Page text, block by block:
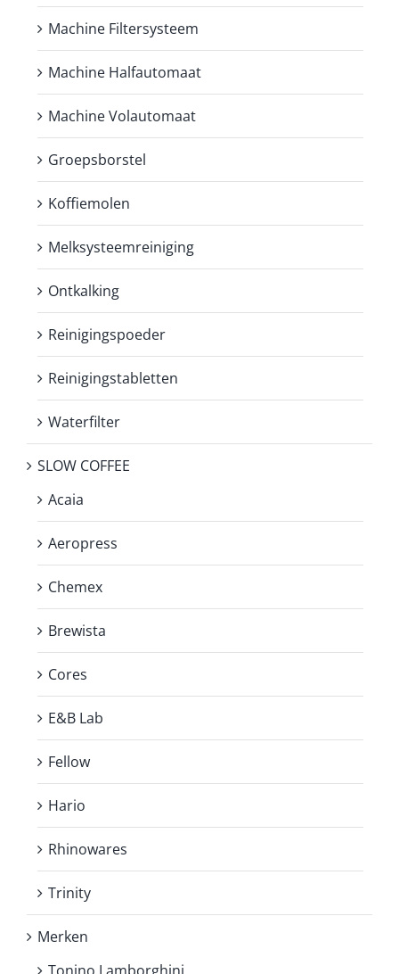
Machine Filtersysteem
Machine Halfautomaat
Machine Volautomaat
Groepsborstel
Koffiemolen
Melksysteemreiniging
Ontkalking
Reinigingspoeder
Reinigingstabletten
Waterfilter
SLOW COFFEE
Acaia
Aeropress
Chemex
Brewista
Cores
E&B Lab
Fellow
Hario
Rhinowares
Trinity
Merken